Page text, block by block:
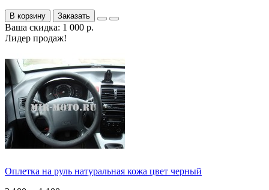
В корзину Заказать
Ваша скидка: 1 000 р.
Лидер продаж!
Оплетка на руль натуральная кожа цвет черный